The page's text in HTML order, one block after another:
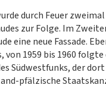
durch Feuer
zur Folge. Im
eine neue Fassade.
1959 bis 1960
Südwestfunks, der
pfälzische